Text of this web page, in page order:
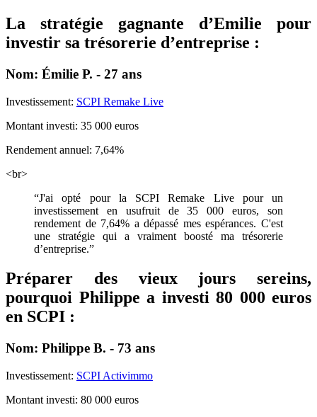
La stratégie gagnante d’Emilie pour
investir sa trésorerie d’entreprise :
Nom: Émilie P. - 27 ans
Investissement: SCPI Remake Live
Montant investi: 35 000 euros
Rendement annuel: 7,64%
<br>
“J'ai opté pour la SCPI Remake Live pour un
investissement en usufruit de 35 000 euros, son
rendement de 7,64% a dépassé mes espérances. C'est
une stratégie qui a vraiment boosté ma trésorerie
d’entreprise.”
Préparer des vieux jours sereins,
pourquoi Philippe a investi 80 000 euros
en SCPI :
Nom: Philippe B. - 73 ans
Investissement: SCPI Activimmo
Montant investi: 80 000 euros